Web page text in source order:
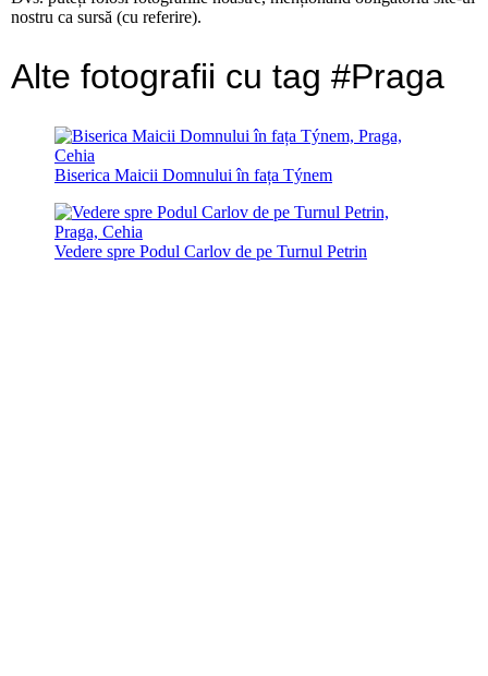
nostru ca sursă (cu referire).
Alte fotografii cu tag #Praga
Biserica Maicii Domnului în fața Týnem
Vedere spre Podul Carlov de pe Turnul Petrin